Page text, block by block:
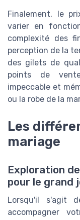
Finalement, le
varier en
complexité des
perception de la
des gilets de
points de
impeccable et
ou la robe de la
Les
mariage
Exploration
pour le grand
Lorsqu'il s'agit
accompagner